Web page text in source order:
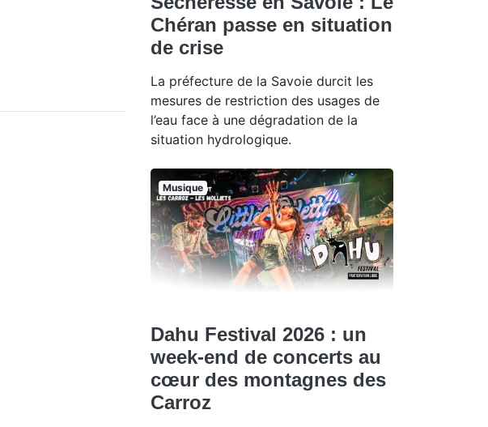
Chéran passe en situation
de crise
La préfecture de la Savoie durcit les
mesures de restriction des usages de
l’eau face à une dégradation de la
situation hydrologique.
Musique
Dahu Festival 2026 : un
week-end de concerts au
cœur des montagnes des
Carroz